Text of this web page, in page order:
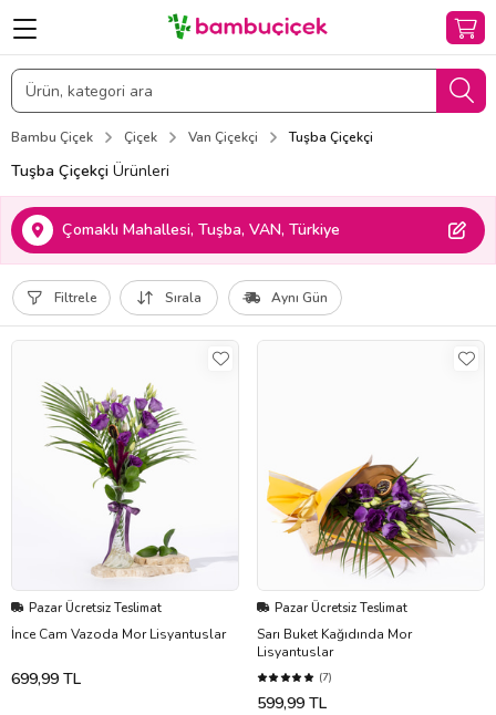
Bambu Çiçek Çiçek Van Çiçekçi Tuşba Çiçekçi
Tuşba Çiçekçi Ürünleri
Çomaklı Mahallesi, Tuşba, VAN, Türkiye
Filtrele Sırala Aynı Gün
Pazar Ücretsiz Teslimat
İnce Cam Vazoda Mor Lisyantuslar
699,99 TL
Pazar Ücretsiz Teslimat
Sarı Buket Kağıdında Mor
Lisyantuslar
(7)
599,99 TL